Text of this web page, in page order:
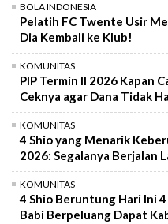
BOLA INDONESIA
Pelatih FC Twente Usir
Dia Kembali ke Klub!
KOMUNITAS
PIP Termin II 2026 Kapan
Ceknya agar Dana Tidak
KOMUNITAS
4 Shio yang Menarik
2026: Segalanya Berjalan
KOMUNITAS
4 Shio Beruntung Hari Ini
Babi Berpeluang Dapat